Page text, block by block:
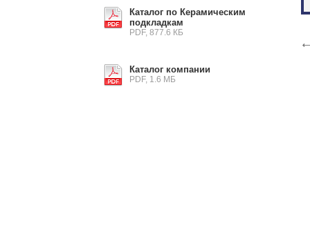
Каталог по Керамическим
подкладкам
PDF, 877.6 КБ
Каталог компании
PDF, 1.6 МБ